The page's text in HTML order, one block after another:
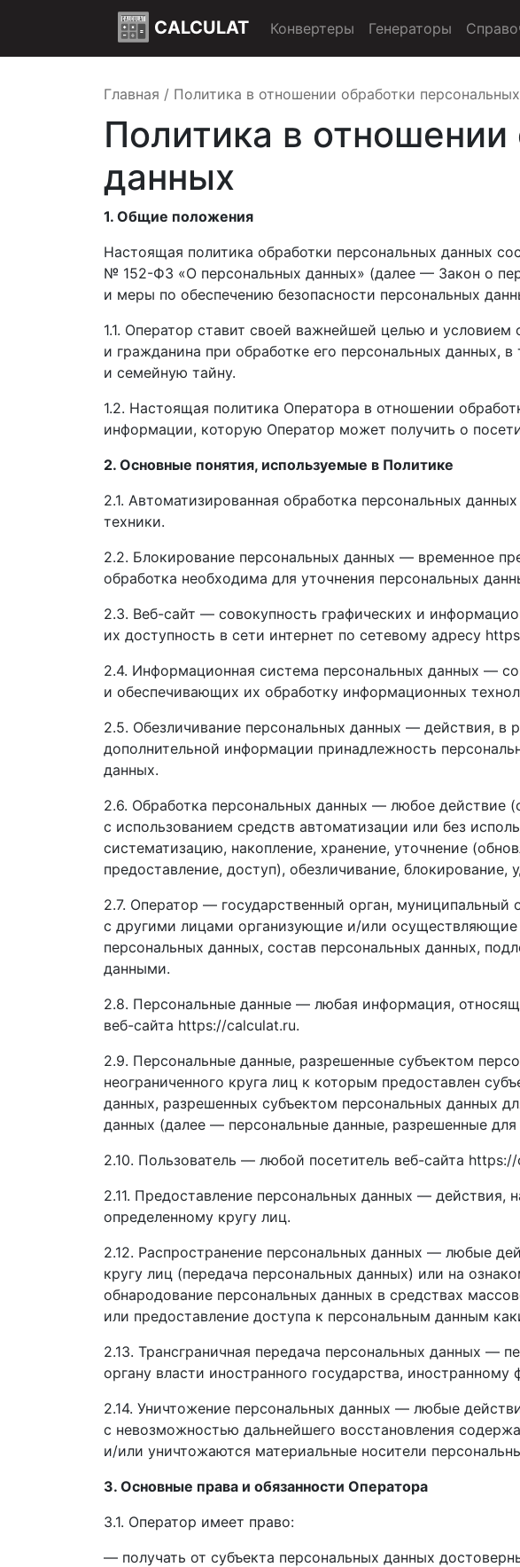
CALCULAT Конвертеры Генераторы
Главная / Политика в отношении обработки
Политика в
данных
1. Общие положения
Настоящая политика обработки персональных данных
№ 152-ФЗ «О персональных данных» (далее — Закон о
и меры по обеспечению безопасности персональных
1.1. Оператор ставит своей важнейшей целью и
и гражданина при обработке его персональных данных,
и семейную тайну.
1.2. Настоящая политика Оператора в отношении
информации, которую Оператор может получить о
2. Основные понятия, используемые в Политике
2.1. Автоматизированная обработка персональных
техники.
2.2. Блокирование персональных данных — временное
обработка необходима для уточнения персональных
2.3. Веб-сайт — совокупность графических и
их доступность в сети интернет по сетевому адресу
2.4. Информационная система персональных данных —
и обеспечивающих их обработку информационных
2.5. Обезличивание персональных данных — действия, в
дополнительной информации принадлежность
данных.
2.6. Обработка персональных данных — любое действие
с использованием средств автоматизации или без
систематизацию, накопление, хранение, уточнение
предоставление, доступ), обезличивание,
2.7. Оператор — государственный орган,
с другими лицами организующие и/или
персональных данных, состав персональных данных,
данными.
2.8. Персональные данные — любая информация,
веб-сайта https://calculat.ru.
2.9. Персональные данные, разрешенные субъектом
неограниченного круга лиц к которым предоставлен
данных, разрешенных субъектом персональных данных
данных (далее — персональные данные, разрешенные для
2.10. Пользователь — любой посетитель веб-сайта
2.11. Предоставление персональных данных —
определенному кругу лиц.
2.12. Распространение персональных данных — любые
кругу лиц (передача персональных данных) или на
обнародование персональных данных в средствах
или предоставление доступа к персональным данным
2.13. Трансграничная передача персональных данных —
органу власти иностранного государства,
2.14. Уничтожение персональных данных — любые
с невозможностью дальнейшего восстановления
и/или уничтожаются материальные носители
3. Основные права и обязанности Оператора
3.1. Оператор имеет право:
— получать от субъекта персональных данных